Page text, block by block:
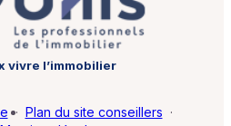
vivre l’immobilier
· Plan du site conseillers ·